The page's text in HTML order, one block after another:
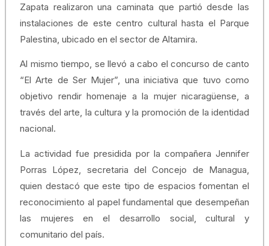
Zapata realizaron una caminata que partió desde las
instalaciones de este centro cultural hasta el Parque
Palestina, ubicado en el sector de Altamira.
Al mismo tiempo, se llevó a cabo el concurso de canto
“El Arte de Ser Mujer”, una iniciativa que tuvo como
objetivo rendir homenaje a la mujer nicaragüense, a
través del arte, la cultura y la promoción de la identidad
nacional.
La actividad fue presidida por la compañera Jennifer
Porras López, secretaria del Concejo de Managua,
quien destacó que este tipo de espacios fomentan el
reconocimiento al papel fundamental que desempeñan
las mujeres en el desarrollo social, cultural y
comunitario del país.